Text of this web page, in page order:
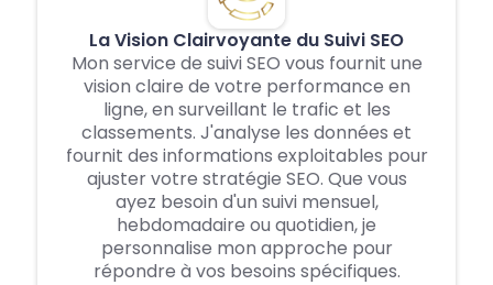
La Vision Clairvoyante du Suivi SEO
Mon service de suivi SEO vous fournit une
vision claire de votre performance en
ligne, en surveillant le trafic et les
classements. J'analyse les données et
fournit des informations exploitables pour
ajuster votre stratégie SEO. Que vous
ayez besoin d'un suivi mensuel,
hebdomadaire ou quotidien, je
personnalise mon approche pour
répondre à vos besoins spécifiques.